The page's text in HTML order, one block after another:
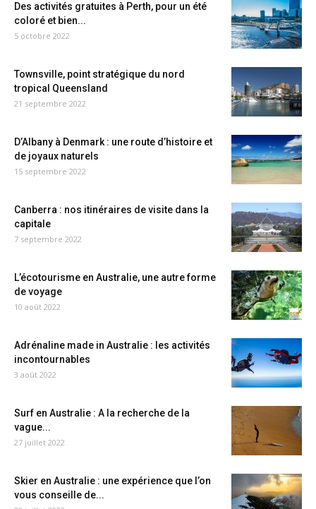
Des activités gratuites à Perth, pour un été
coloré et bien...
5 octobre 2022
Townsville, point stratégique du nord
tropical Queensland
21 septembre 2022
D’Albany à Denmark : une route d’histoire et
de joyaux naturels
15 septembre 2022
Canberra : nos itinéraires de visite dans la
capitale
7 septembre 2022
L’écotourisme en Australie, une autre forme
de voyage
10 août 2022
Adrénaline made in Australie : les activités
incontournables
3 août 2022
Surf en Australie : A la recherche de la
vague...
27 juillet 2022
Skier en Australie : une expérience que l’on
vous conseille de...